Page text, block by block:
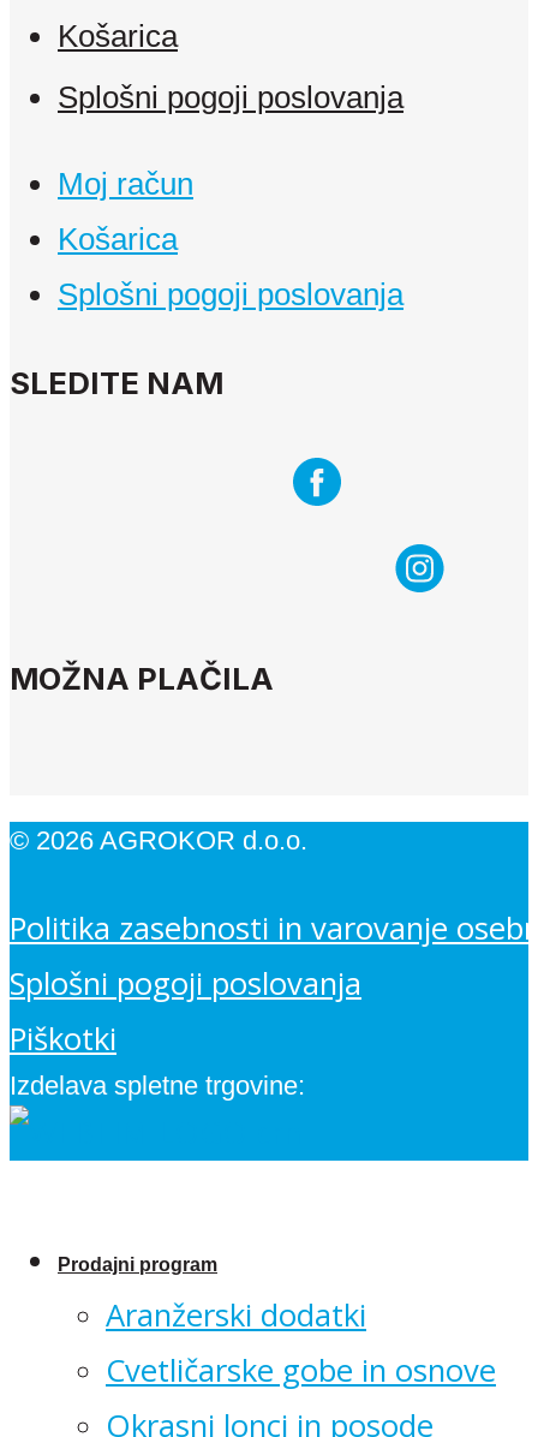
Košarica
Splošni pogoji poslovanja
Moj račun
Košarica
Splošni pogoji poslovanja
SLEDITE NAM
MOŽNA PLAČILA
© 2026 AGROKOR d.o.o.
Politika zasebnosti in varovanje
Splošni pogoji poslovanja
Piškotki
Izdelava spletne trgovine:
Prodajni program
Aranžerski dodatki
Cvetličarske gobe in osnove
Okrasni lonci in posode